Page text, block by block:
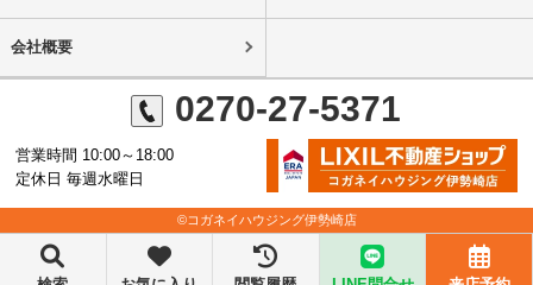
会社概要
0270-27-5371
営業時間 10:00～18:00
定休日 毎週水曜日
©コガネイハウジング伊勢崎店